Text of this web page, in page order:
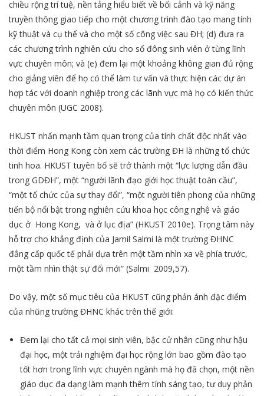
chiều rộng trí tuệ, nền tảng hiểu biết về bối cảnh và kỹ năng
truyền thông giao tiếp cho một chương trình đào tạo mang tính
kỹ thuật và cụ thể và cho một số công việc sau ĐH; (d) đưa ra
các chương trình nghiên cứu cho số đông sinh viên ở từng lĩnh
vực chuyên môn; và (e) đem lại một khoảng không gian đủ rộng
cho giảng viên để họ có thể làm tư vấn và thực hiện các dự án
hợp tác với doanh nghiệp trong các lãnh vực mà họ có kiến thức
chuyên môn (UGC 2008).
HKUST nhấn mạnh tầm quan trọng của tính chất độc nhất vào
thời điểm Hong Kong còn xem các trường ĐH là những tổ chức
tinh hoa. HKUST tuyên bố sẽ trở thành một “lực lượng dẫn đầu
trong GDĐH”, một “người lãnh đạo giới học thuật toàn cầu”,
“một tổ chức của sự thay đổi”, “một người tiên phong của những
tiến bộ nổi bật trong nghiên cứu khoa học công nghệ và giáo
dục ở Hong Kong, và ở lục địa” (HKUST 2010e). Trọng tâm này
hỗ trợ cho khẳng định của Jamil Salmi là một trường ĐHNC
đẳng cấp quốc tế phải dựa trên một tầm nhìn xa về phía trước,
một tầm nhìn thật sự đổi mới” (Salmi 2009,57).
Do vậy, một số mục tiêu của HKUST cũng phản ánh đặc điểm
của nhũng trường ĐHNC khác trên thế giới:
Đem lại cho tất cả mọi sinh viên, bậc cử nhân cũng như hậu
đại học, một trải nghiệm đại học rộng lớn bao gồm đào tạo
tốt hơn trong lĩnh vực chuyên ngành mà họ đã chọn, một nền
giáo dục đa dạng làm mạnh thêm tính sáng tạo, tư duy phản